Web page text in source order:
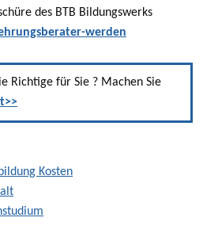
des BTB Bildungswerks
werden
Richtige für Sie ? Machen Sie
Kosten